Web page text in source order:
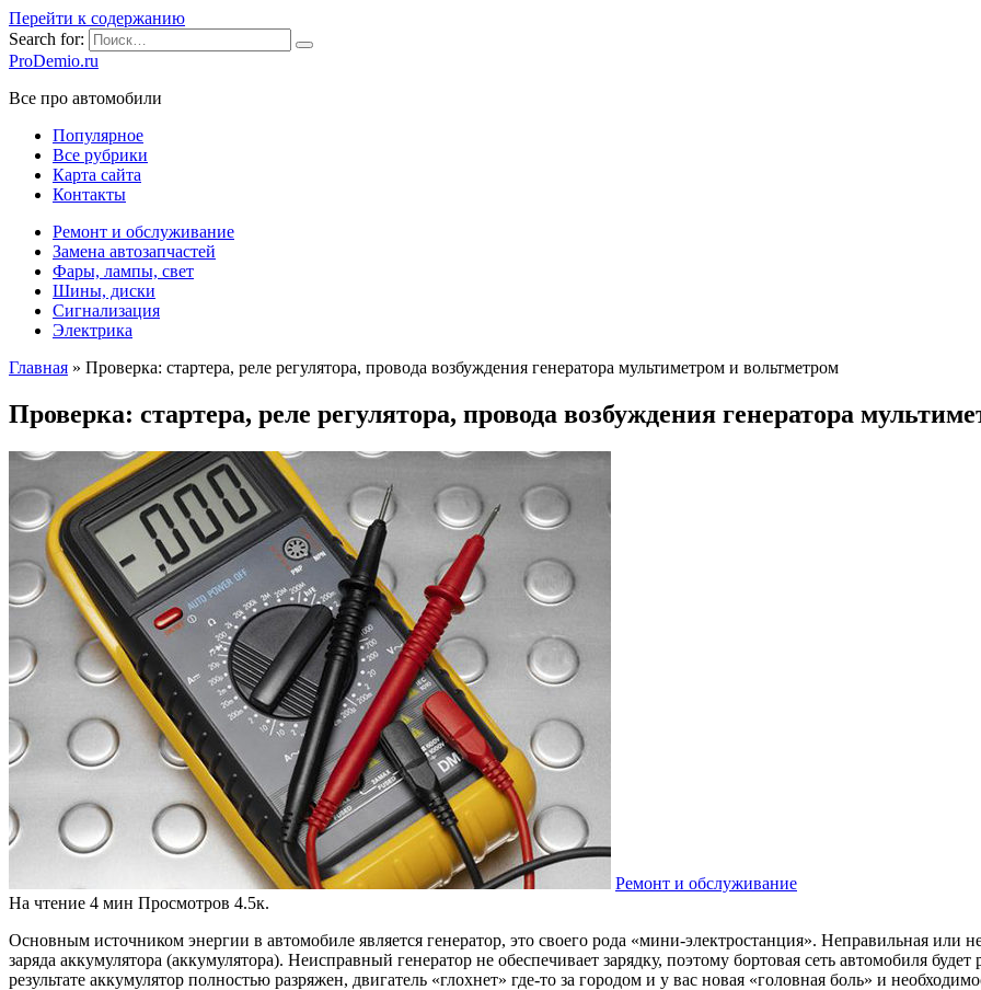
Перейти к содержанию
Search for:
ProDemio.ru
Все про автомобили
Популярное
Все рубрики
Карта сайта
Контакты
Ремонт и обслуживание
Замена автозапчастей
Фары, лампы, свет
Шины, диски
Сигнализация
Электрика
Главная » Проверка: стартера, реле регулятора, провода возбуждения генератора мультиметром и вольтметром
Проверка: стартера, реле регулятора, провода возбуждения генератора
Ремонт и обслуживание
На чтение 4 мин Просмотров 4.5к.
Основным источником энергии в автомобиле является генератор, это своего рода «мини-электростанция». Неправильная или
заряда аккумулятора (аккумулятора). Неисправный генератор не обеспечивает зарядку, поэтому бортовая сеть автомобиля
результате аккумулятор полностью разряжен, двигатель «глохнет» где-то за городом и у вас новая «головная боль» и